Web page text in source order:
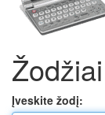
Įveskite žodį: